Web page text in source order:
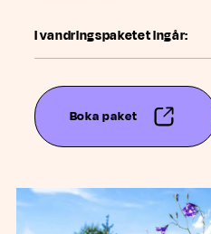
I vandringspaketet ingår:
Boka paket